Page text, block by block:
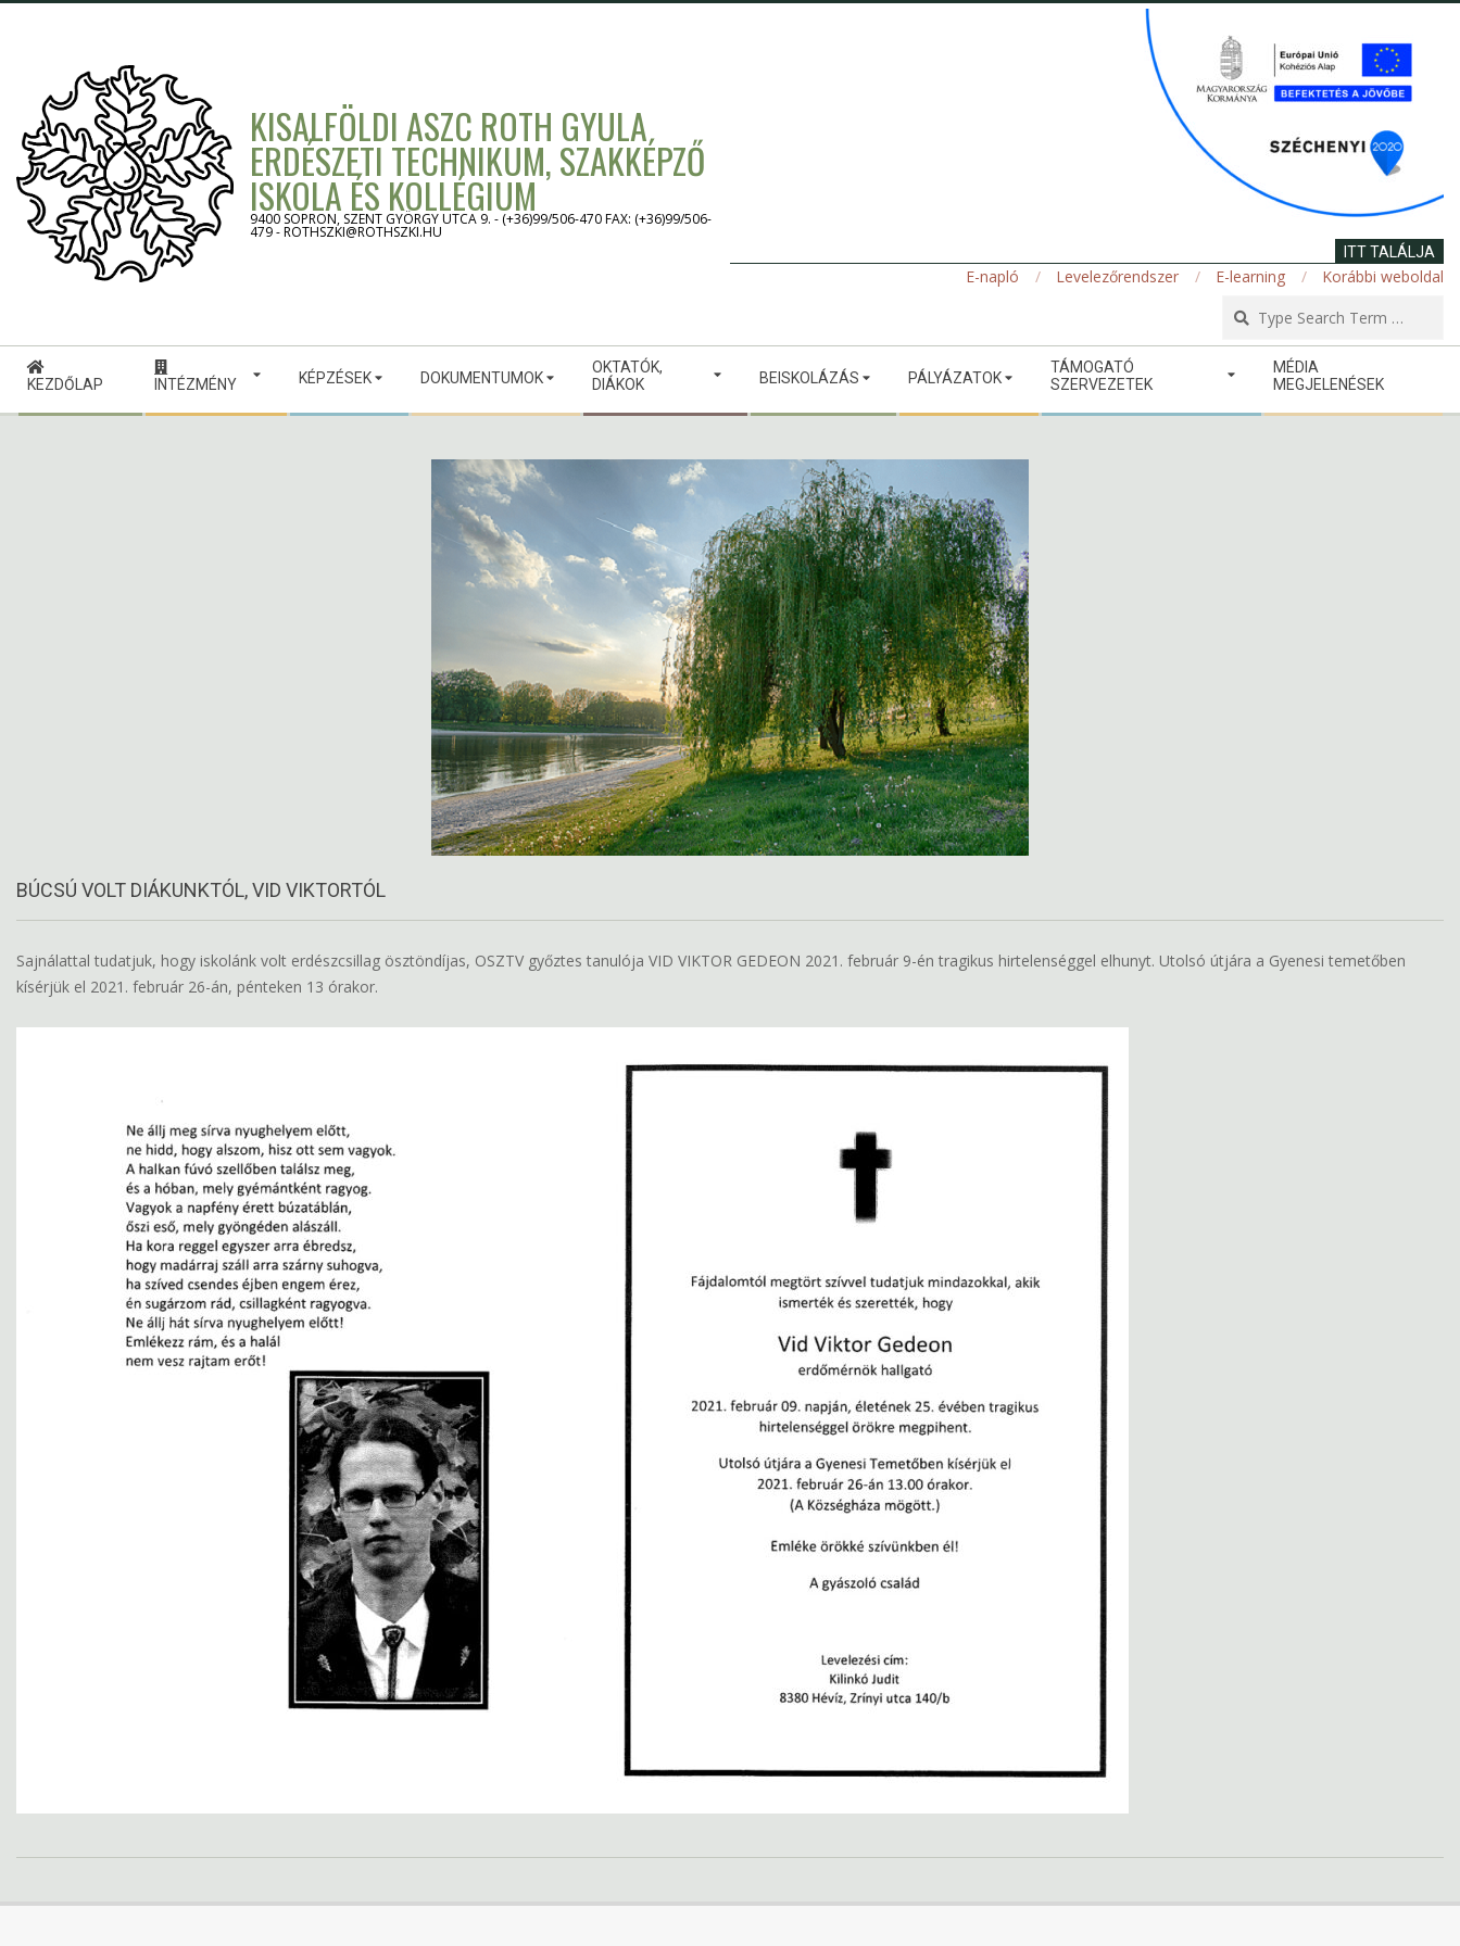
KISALFÖLDI ASZC ROTH GYULA
ERDÉSZETI TECHNIKUM, SZAKKÉPZŐ
ISKOLA ÉS KOLLÉGIUM
9400 SOPRON, SZENT GYÖRGY UTCA 9. - (+36)99/506-470 FAX: (+36)99/506-
479 - ROTHSZKI@ROTHSZKI.HU
ITT TALÁLJA
E-napló Levelezőrendszer E-learning
Korábbi weboldal
Secondary
Navigation
Menu
KEZDŐLAP INTÉZMÉNY KÉPZÉSEK DOKUMENTUMOK
OKTATÓK,
DIÁKOK
BEISKOLÁZÁS PÁLYÁZATOK
TÁMOGATÓ
SZERVEZETEK
MÉDIA
MEGJELENÉSEK
BÚCSÚ VOLT DIÁKUNKTÓL, VID VIKTORTÓL
Sajnálattal tudatjuk, hogy iskolánk volt erdészcsillag ösztöndíjas, OSZTV győztes tanulója VID VIKTOR GEDEON 2021. február 9-én tragikus hirtelenséggel elhunyt. Utolsó útjára a Gyenesi temetőben
kísérjük el 2021. február 26-án, pénteken 13 órakor.